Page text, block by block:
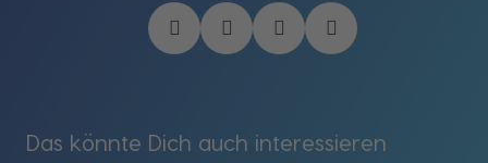
Das könnte Dich auch interessieren